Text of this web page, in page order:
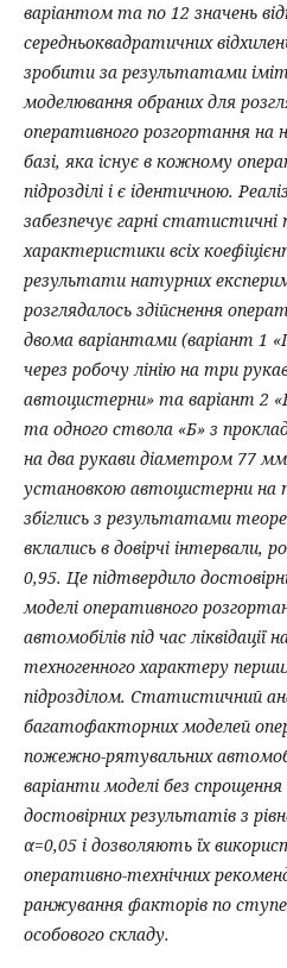
варіантом та по 12 значень
середньоквадратичних
зробити за результатами
моделювання обраних для
оперативного розгортання на
базі, яка існує в кожному
підрозділі і є ідентичною.
забезпечує гарні статистичні
характеристики всіх
результати натурних
розглядалось здійснення
двома варіантами (варіант 1
через робочу лінію на три
автоцистерни» та варіант 2
та одного ствола «Б» з
на два рукави діаметром 77 мм
установкою автоцистерни на
збіглись з результатами
вклались в довірчі інтервали,
0,95. Це підтвердило
моделі оперативного
автомобілів під час ліквідації
техногенного характеру
підрозділом. Статистичний
багатофакторних моделей
пожежно-рятувальних
варіанти моделі без
достовірних результатів з
α=0,05 і дозволяють їх
оперативно-технічних
ранжування факторів по
особового складу.